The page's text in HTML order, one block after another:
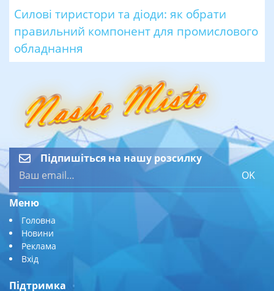
Силові тиристори та діоди: як обрати
правильний компонент для промислового
обладнання
Підпишіться на нашу розсилку
OK
Меню
Головна
Новини
Реклама
Вхід
Підтримка